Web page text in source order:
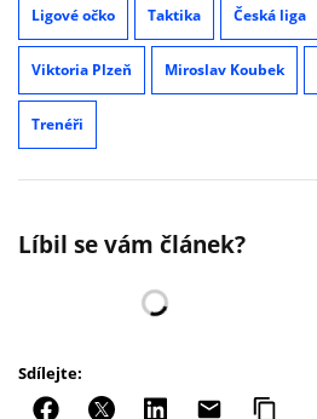
Ligové očko Taktika Česká liga
Viktoria Plzeň Miroslav Koubek
Trenéři
Líbil se vám článek?
Sdílejte: